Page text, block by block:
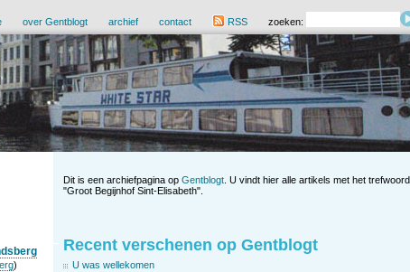
over Gentblogt archief contact RSS zoeken:
)
Dit is een archiefpagina op Gentblogt . U vindt hier alle artikels met het trefwoord
"Groot Begijnhof Sint-Elisabeth".
Recent verschenen op Gentblogt
U was wellekomen